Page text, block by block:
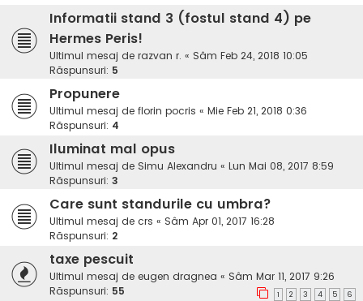
Informatii stand 3 (fostul stand 4) pe
Hermes Peris!
Ultimul mesaj de razvan r. « Sâm Feb 24, 2018 10:05
Răspunsuri: 5
Propunere
Ultimul mesaj de florin pocris « Mie Feb 21, 2018 0:36
Răspunsuri: 4
Iluminat mal opus
Ultimul mesaj de Simu Alexandru « Lun Mai 08, 2017 8:59
Răspunsuri: 3
Care sunt standurile cu umbra?
Ultimul mesaj de crs « Sâm Apr 01, 2017 16:28
Răspunsuri: 2
taxe pescuit
Ultimul mesaj de eugen dragnea « Sâm Mar 11, 2017 9:26
Răspunsuri: 55 1 2 3 4 5 6